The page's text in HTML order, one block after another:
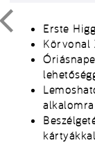
Erste
Körvonal